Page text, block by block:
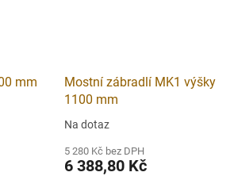
mm
Mostní zábradlí MK1 výšky
1100 mm
Na dotaz
5 280 Kč bez DPH
6 388,80 Kč